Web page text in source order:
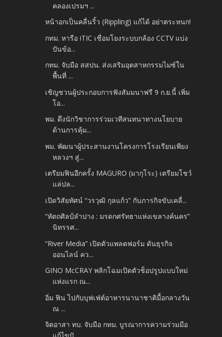
คลองเปรมฯ ...
หน้าอกเป็นคลื่นริ้ว (Rippling) แก้ได้ อย่าตระหนก!
กทม. หารือ iTIC เชื่อมโยงระบบกล้อง CCTV แบ่ง
ปันข้อ...
กทม. จับมือ สสปน. ส่งเสริมอุตสาหกรรมไมซ์ใน
พื้นที่ ...
เชิญชวนผู้ประกอบการฟังสัมมนาฟรี 9 ก.ย.นี้ เพิ่ม
โอ...
พม. ดึงนักวิชาการร่วมเวทีสนทนาทางนโยบาย
ด้านการคุ้ม...
พม. พัฒนาผู้ประสานงานโครงการโรงเรียนเพียง
หลวงฯ สู่...
เตรียมฟินอีกครั้ง MAGURO (มากุโระ) เตรียมโชว์
แล่ปล...
เปิดวิสัยทัศน์ “วรวุฒิ กุลแก้ว” กับภารกิจขับเคลื่...
“หัตถศิลป์ลำปาง : มรดกศรัทธาแห่งเขลางค์นคร”
นิทรรศ...
“River Media” เปิดตัวแพลตฟอร์ม ดันธุรกิจ
ออนไลน์ คว...
GINO McCRAY พลิกโฉมเปิดตัวช็อปรูปแบบใหม่
แห่งแรก ณ...
อิ่ม ฟิน ไปกับบุฟเฟ่ต์อาหารนานาชาติมื้อกลางวัน
ณ ...
จิตอาสา ทบ. จับมือ กทม. บูรณาการความร่วมมือ